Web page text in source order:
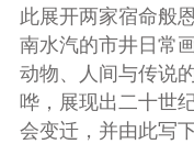
此展开两家宿命般
南水汽的市井日常
动物、人间与传说
哗，展现出二十世
会变迁，并由此写